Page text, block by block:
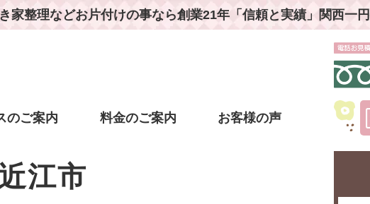
家整理などお片付けの事なら創業21年「信頼と実績」関西一
のご案内 料金のご案内 お客様の声
江市